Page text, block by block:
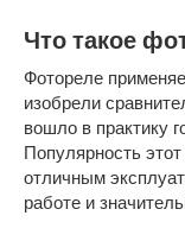
Что такое
Фотореле
изобрели
вошло в практику
Популярность
отличным
работе и